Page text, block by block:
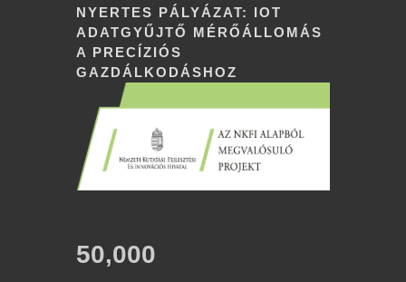
NYERTES PÁLYÁZAT: IOT
ADATGYŰJTŐ MÉRŐÁLLOMÁS
A PRECÍZIÓS
GAZDÁLKODÁSHOZ
50,000